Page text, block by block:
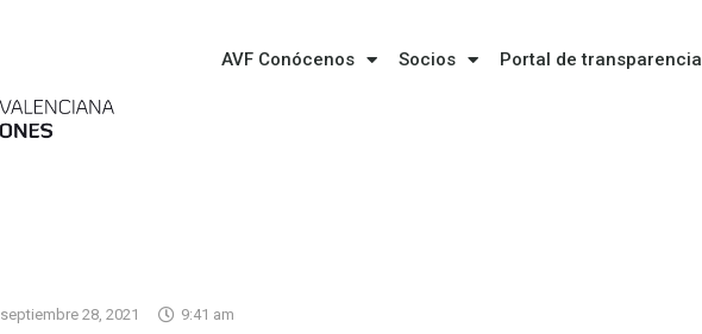
AVF Conócenos Socios Portal de transparencia
septiembre 28, 2021 9:41 am